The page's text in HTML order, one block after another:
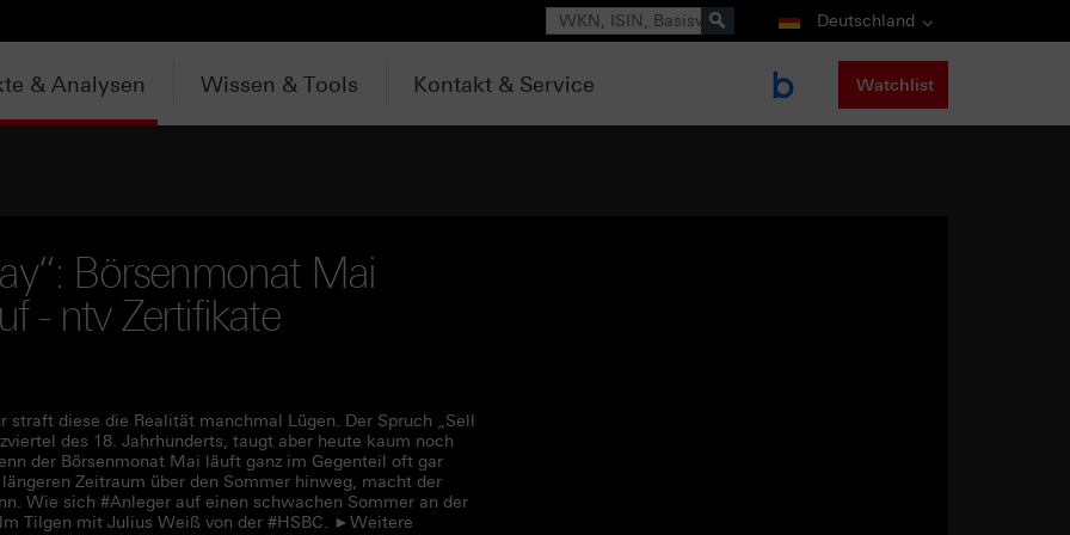
Suche Deutschland
& Analysen Wissen & Tools Kontakt & Service Watchlist
Börsenmonat Mai
- ntv Zertifikate
straft diese die Realität manchmal Lügen. Der Spruch „Sell
des 18. Jahrhunderts, taugt aber heute kaum noch
der Börsenmonat Mai läuft ganz im Gegenteil oft gar
Zeitraum über den Sommer hinweg, macht der
Wie sich #Anleger auf einen schwachen Sommer an der
Tilgen mit Julius Weiß von der #HSBC. ►Weitere